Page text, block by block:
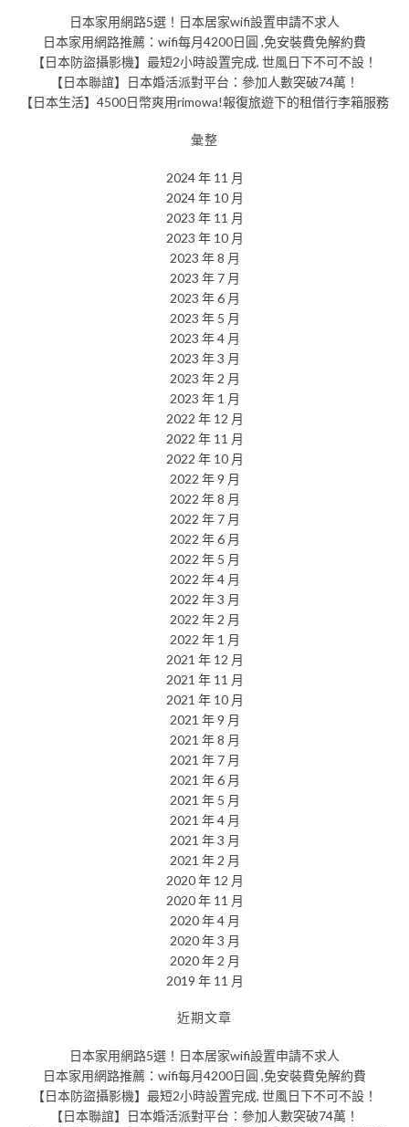
日本家用網路5選！日本居家wifi設置申請不求人
日本家用網路推薦：wifi每月4200日圓 ,免安裝費免解約費
【日本防盜攝影機】最短2小時設置完成, 世風日下不可不設！
【日本聯誼】日本婚活派對平台：參加人數突破74萬！
【日本生活】4500日幣爽用rimowa!報復旅遊下的租借行李箱服務
彙整
2024 年 11 月
2024 年 10 月
2023 年 11 月
2023 年 10 月
2023 年 8 月
2023 年 7 月
2023 年 6 月
2023 年 5 月
2023 年 4 月
2023 年 3 月
2023 年 2 月
2023 年 1 月
2022 年 12 月
2022 年 11 月
2022 年 10 月
2022 年 9 月
2022 年 8 月
2022 年 7 月
2022 年 6 月
2022 年 5 月
2022 年 4 月
2022 年 3 月
2022 年 2 月
2022 年 1 月
2021 年 12 月
2021 年 11 月
2021 年 10 月
2021 年 9 月
2021 年 8 月
2021 年 7 月
2021 年 6 月
2021 年 5 月
2021 年 4 月
2021 年 3 月
2021 年 2 月
2020 年 12 月
2020 年 11 月
2020 年 4 月
2020 年 3 月
2020 年 2 月
2019 年 11 月
近期文章
日本家用網路5選！日本居家wifi設置申請不求人
日本家用網路推薦：wifi每月4200日圓 ,免安裝費免解約費
【日本防盜攝影機】最短2小時設置完成, 世風日下不可不設！
【日本聯誼】日本婚活派對平台：參加人數突破74萬！